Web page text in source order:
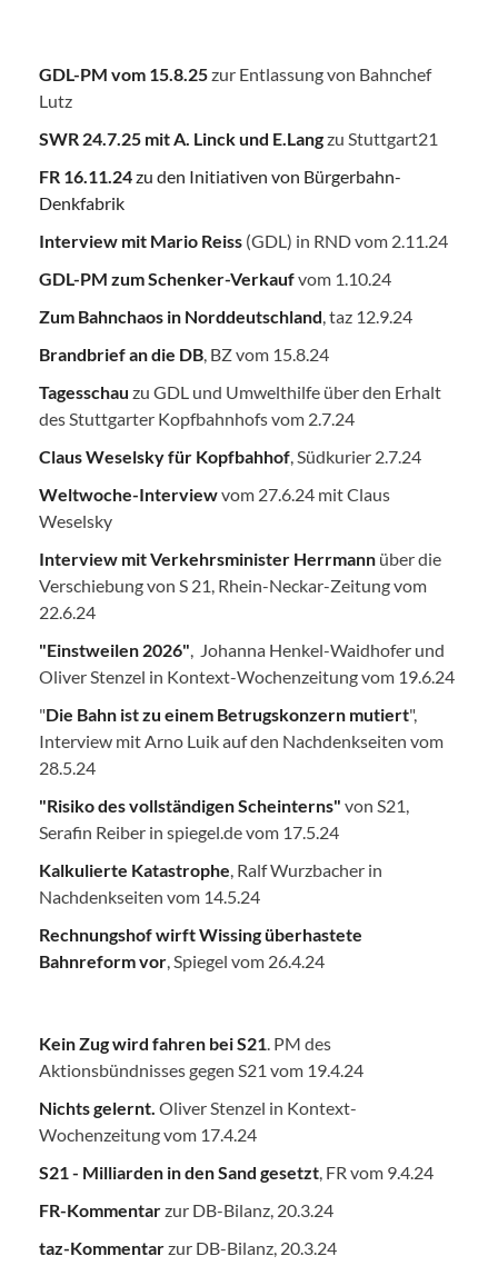
GDL-PM vom 15.8.25zur Entlassung von Bahnchef
Lutz
SWR 24.7.25 mit A. Linck und E.Langzu Stuttgart21
FR 16.11.24zu den Initiativen von Bürgerbahn-
Denkfabrik
Interview mit Mario Reiss (GDL) in RND vom 2.11.24
GDL-PM zum Schenker-Verkaufvom 1.10.24
Zum Bahnchaos in Norddeutschland, taz 12.9.24
Brandbrief an die DB, BZ vom 15.8.24
Tagesschau zu GDL und Umwelthilfe über den Erhalt
des Stuttgarter Kopfbahnhofs vom 2.7.24
Claus Weselsky für Kopfbahhof, Südkurier 2.7.24
Weltwoche-Interviewvom 27.6.24 mit Claus
Weselsky
Interview mit Verkehrsminister Herrmann über die
Verschiebung von S 21, Rhein-Neckar-Zeitung vom
22.6.24
"Einstweilen 2026", Johanna Henkel-Waidhofer und
Oliver Stenzel in Kontext-Wochenzeitung vom 19.6.24
"Die Bahn ist zu einem Betrugskonzern mutiert",
Interview mit Arno Luik auf den Nachdenkseiten vom
28.5.24
"Risiko des vollständigen Scheinterns" von S21,
Serafin Reiber in spiegel.de vom 17.5.24
Kalkulierte Katastrophe, Ralf Wurzbacher in
Nachdenkseiten vom 14.5.24
Rechnungshof wirft Wissing überhastete
Bahnreform vor, Spiegel vom 26.4.24
Kein Zug wird fahren bei S21. PM des
Aktionsbündnisses gegen S21 vom 19.4.24
Nichts gelernt. Oliver Stenzel in Kontext-
Wochenzeitung vom 17.4.24
S21 - Milliarden in den Sand gesetzt, FR vom 9.4.24
FR-Kommentarzur DB-Bilanz, 20.3.24
taz-Kommentarzur DB-Bilanz, 20.3.24